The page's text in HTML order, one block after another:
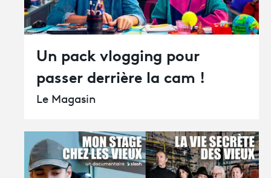
Un pack vlogging pour
passer derrière la cam !
Le Magasin